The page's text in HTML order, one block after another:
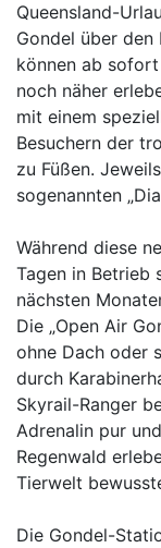
Queensland-
Gondel über den
können ab
noch näher
mit einem
Besuchern der
zu Füßen.
sogenannten
Während diese
Tagen in Betrieb
nächsten
Die „Open Air
ohne Dach oder
durch
Skyrail-Ranger
Adrenalin pur
Regenwald
Tierwelt
Die Gondel-